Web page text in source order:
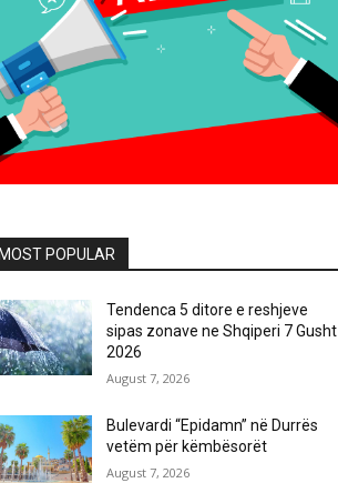
MOST POPULAR
Tendenca 5 ditore e reshjeve
sipas zonave ne Shqiperi 7 Gusht
2026
August 7, 2026
Bulevardi “Epidamn” në Durrës
vetëm për këmbësorët
August 7, 2026